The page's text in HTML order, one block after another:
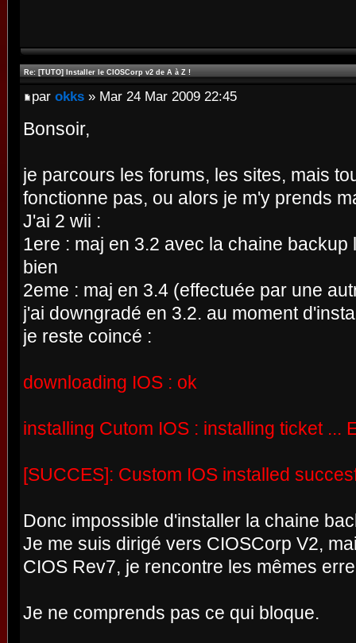
Re: [TUTO] Installer le CIOSCorp v2 de A à Z !
par okks » Mar 24 Mar 2009 22:45
Bonsoir,
je parcours les forums, les sites, mais
fonctionne pas, ou alors je m'y prends
J'ai 2 wii :
1ere : maj en 3.2 avec la chaine
bien
2eme : maj en 3.4 (effectuée par une
j'ai downgradé en 3.2. au moment
je reste coincé :
downloading IOS : ok
installing Cutom IOS : installing ticket ...
[SUCCES]: Custom IOS installed
Donc impossible d'installer la chaine
Je me suis dirigé vers CIOSCorp V2,
CIOS Rev7, je rencontre les mêmes
Je ne comprends pas ce qui bloque.